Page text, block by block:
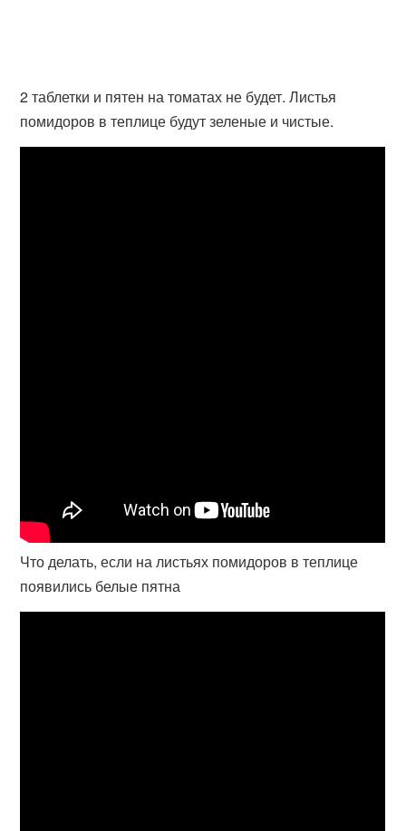
2 таблетки и пятен на томатах не будет. Листья
помидоров в теплице будут зеленые и чистые.
Что делать, если на листьях помидоров в теплице
появились белые пятна